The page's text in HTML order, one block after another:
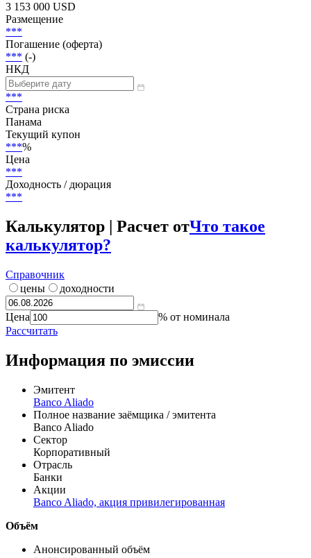
Статус
В обращении
Объем
3 153 000 USD
Размещение
***
Погашение (оферта)
***
НКД
***
Страна риска
Панама
Текущий купон
***
***
Доходность / дюрация
***
Калькулятор | Расчет от
калькулятор?
Справочник
цены
Цена
% от номинала
Информация по эмиссии
Эмитент
Banco Aliado
Полное название заёмщика / эмитента
Banco Aliado
Сектор
Корпоративный
Банки
Banco Aliado, акция привилегированная